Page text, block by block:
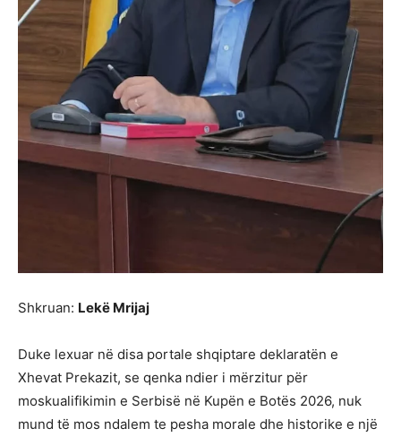
Shkruan: Lekë Mrijaj
Duke lexuar në disa portale shqiptare deklaratën e
Xhevat Prekazit, se qenka ndier i mërzitur për
moskualifikimin e Serbisë në Kupën e Botës 2026, nuk
mund të mos ndalem te pesha morale dhe historike e një